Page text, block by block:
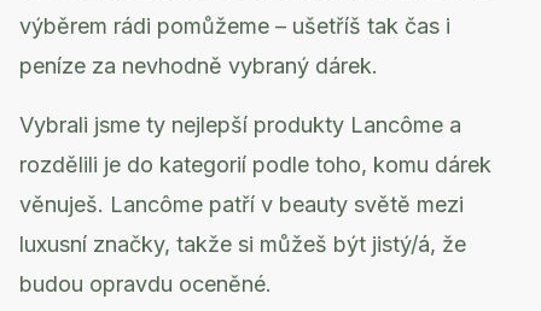
výběrem rádi pomůžeme – ušetříš tak čas i
peníze za nevhodně vybraný dárek.
Vybrali jsme ty nejlepší produkty Lancôme a
rozdělili je do kategorií podle toho, komu dárek
věnuješ. Lancôme patří v beauty světě mezi
luxusní značky, takže si můžeš být jistý/á, že
budou opravdu oceněné.